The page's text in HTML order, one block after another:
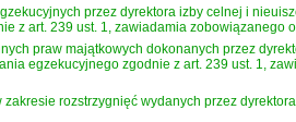
przez dyrektora izby celnej i
z art. 239 ust. 1, zawiadamia
praw majątkowych dokonanych przez
egzekucyjnego zgodnie z art. 239 ust. 1,
zakresie rozstrzygnięć wydanych przez